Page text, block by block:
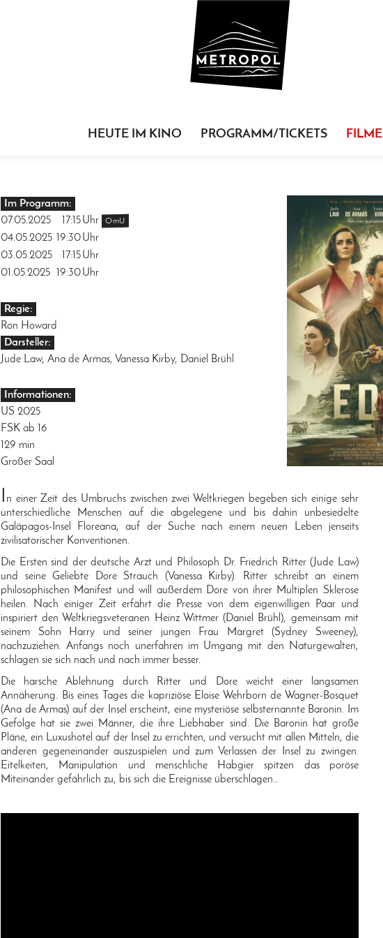
HEUTE IM KINO PROGRAMM/TICKETS FILME
Im Programm:
07.05.2025
17:15Uhr OmU
04.05.2025 19:30Uhr
03.05.2025
17:15Uhr
01.05.2025
19:30Uhr
Regie:
Ron Howard
Darsteller:
Jude Law, Ana de Armas, Vanessa Kirby, Daniel Brühl
Informationen:
US 2025
FSK ab 16
129 min
Großer Saal
n einer Zeit des Umbruchs zwischen zwei Weltkriegen begeben sich einige sehr
unterschiedliche Menschen auf die abgelegene und bis dahin unbesiedelte
Galápagos-Insel Floreana, auf der Suche nach einem neuen Leben jenseits
zivilisatorischer Konventionen.
Die Ersten sind der deutsche Arzt und Philosoph Dr. Friedrich Ritter (Jude Law)
und seine Geliebte Dore Strauch (Vanessa Kirby). Ritter schreibt an einem
philosophischen Manifest und will außerdem Dore von ihrer Multiplen Sklerose
heilen. Nach einiger Zeit erfährt die Presse von dem eigenwilligen Paar und
inspiriert den Weltkriegsveteranen Heinz Wittmer (Daniel Brühl), gemeinsam mit
seinem Sohn Harry und seiner jungen Frau Margret (Sydney Sweeney),
nachzuziehen. Anfangs noch unerfahren im Umgang mit den Naturgewalten,
schlagen sie sich nach und nach immer besser.
Die harsche Ablehnung durch Ritter und Dore weicht einer langsamen
Annäherung. Bis eines Tages die kapriziöse Eloise Wehrborn de Wagner-Bosquet
(Ana de Armas) auf der Insel erscheint, eine mysteriöse selbsternannte Baronin. Im
Gefolge hat sie zwei Männer, die ihre Liebhaber sind. Die Baronin hat große
Pläne, ein Luxushotel auf der Insel zu errichten, und versucht mit allen Mitteln, die
anderen gegeneinander auszuspielen und zum Verlassen der Insel zu zwingen.
Eitelkeiten, Manipulation und menschliche Habgier spitzen das poröse
Miteinander gefährlich zu, bis sich die Ereignisse überschlagen…